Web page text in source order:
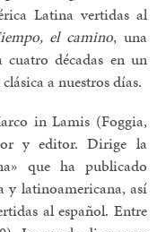
Latina vertidas al
el camino, una
cuatro décadas en un
a nuestros días.
in Lamis (Foggia,
y editor. Dirige la
que ha publicado
y latinoamericana, así
al español. Entre